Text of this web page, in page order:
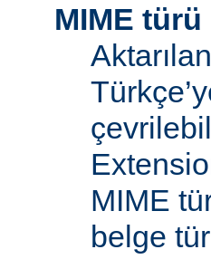
MIME türü
MIME
belge